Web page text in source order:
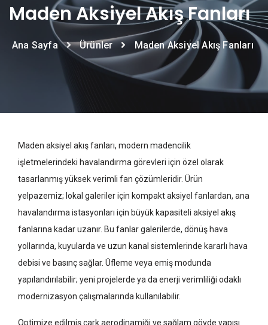
Maden Aksiyel Akış Fanları
Ana Sayfa Ürünler Maden Aksiyel Akış Fanları
Maden aksiyel akış fanları, modern madencilik
işletmelerindeki havalandırma görevleri için özel olarak
tasarlanmış yüksek verimli fan çözümleridir. Ürün
yelpazemiz; lokal galeriler için kompakt aksiyel fanlardan, ana
havalandırma istasyonları için büyük kapasiteli aksiyel akış
fanlarına kadar uzanır. Bu fanlar galerilerde, dönüş hava
yollarında, kuyularda ve uzun kanal sistemlerinde kararlı hava
debisi ve basınç sağlar. Üfleme veya emiş modunda
yapılandırılabilir; yeni projelerde ya da enerji verimliliği odaklı
modernizasyon çalışmalarında kullanılabilir.
Optimize edilmiş çark aerodinamiği ve sağlam gövde yapısı